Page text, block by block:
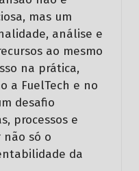
mas um
análise e
ao mesmo
na prática,
a FuelTech e no
desafio
processos e
só o
da